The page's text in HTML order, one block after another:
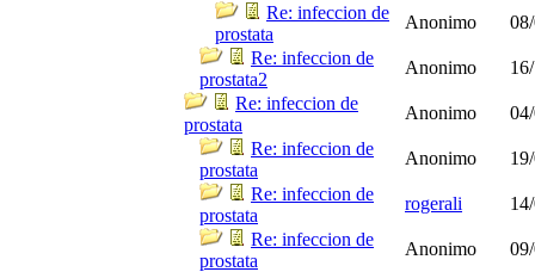
Re: infeccion de
prostata
Anonimo
Re: infeccion de
prostata2
Anonimo
Re: infeccion de
prostata
Anonimo
Re: infeccion de
prostata
Anonimo
Re: infeccion de
prostata
rogerali
Re: infeccion de
prostata
Anonimo